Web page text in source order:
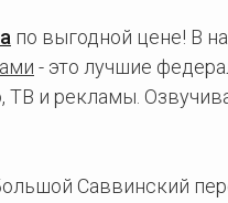
по выгодной цене! В
- это лучшие
ТВ и рекламы.
Саввинский